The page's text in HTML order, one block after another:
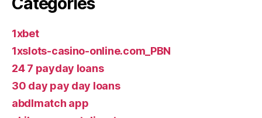
1xbet
1xslots-casino-online.com_PBN
24 7 payday loans
30 day pay day loans
abdlmatch app